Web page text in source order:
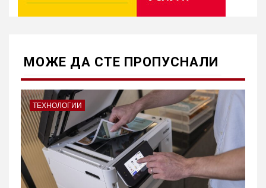
МОЖE ДА СТЕ ПРОПУСНАЛИ
ТЕХНОЛОГИИ